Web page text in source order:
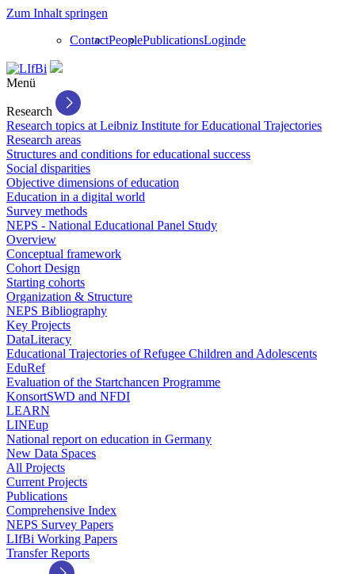
Zum Inhalt springen
ContactPeoplePublicationsLoginde
Menü
Research
Research topics at Leibniz Institute for Educational Trajectories
Research areas
Structures and conditions for educational success
Social disparities
Objective dimensions of education
Education in a digital world
Survey methods
NEPS - National Educational Panel Study
Overview
Conceptual framework
Cohort Design
Starting cohorts
Organization & Structure
NEPS Bibliography
Key Projects
DataLiteracy
Educational Trajectories of Refugee Children and Adolescents
EduRef
Evaluation of the Startchancen Programme
KonsortSWD and NFDI
LEARN
LINEup
National report on education in Germany
New Data Spaces
All Projects
Current Projects
Publications
Comprehensive Index
NEPS Survey Papers
LIfBi Working Papers
Transfer Reports